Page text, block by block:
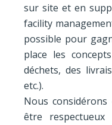
sur site et en
facility
possible pour
place les
déchets, des
etc.).
Nous
être